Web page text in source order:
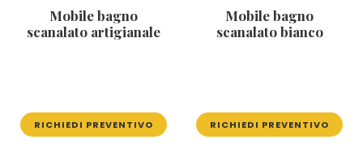
Mobile bagno
scanalato artigianale
RICHIEDI PREVENTIVO
Mobile bagno
scanalato bianco
RICHIEDI PREVENTIVO